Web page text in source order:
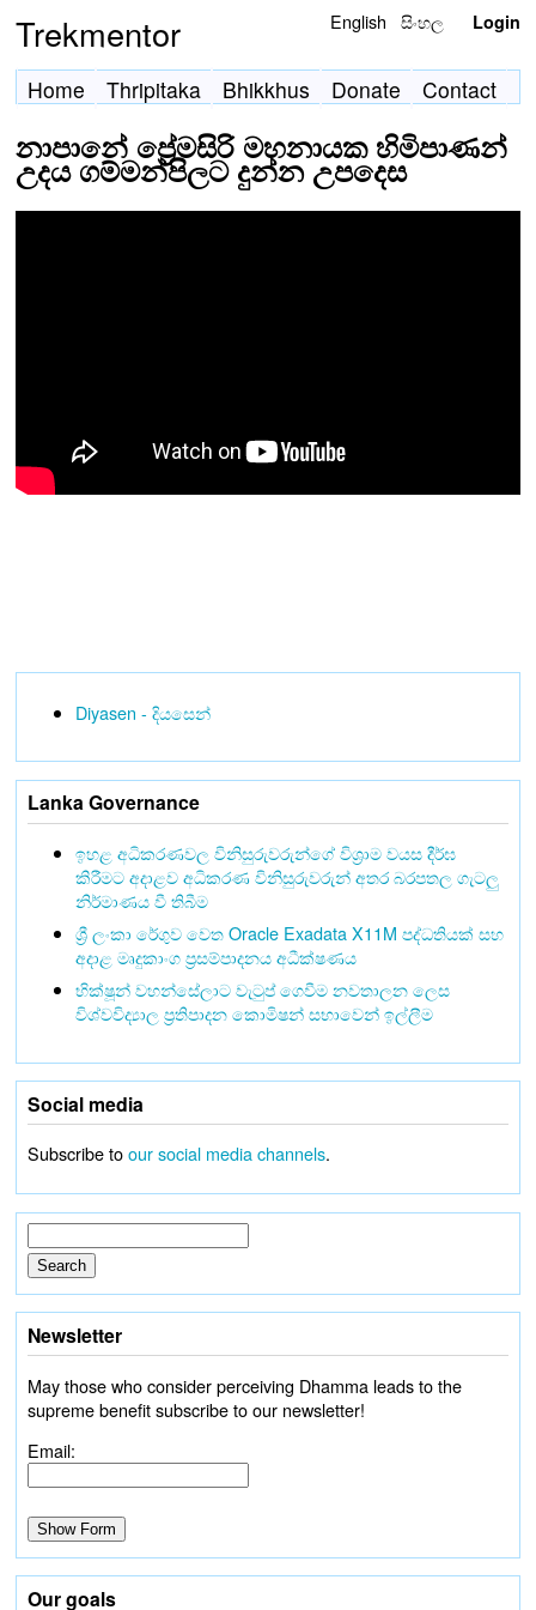
Trekmentor English සිංහල Login
Home Thripitaka Bhikkhus Donate Contact
නාපානේ ප්‍රේමසිරි මහනායක හිමිපාණන්
උදය ගම්මන්පිලට දුන්න උපදෙස
Diyasen - දියසෙන්
Lanka Governance
ඉහළ අධිකරණවල විනිසුරුවරුන්ගේ විශ්‍රාම වයස දීර්ඝ
කිරීමට අදාළව අධිකරණ විනිසුරුවරුන් අතර බරපතල ගැටලු
නිර්මාණය වී තිබීම
ශ්‍රී ලංකා රේගුව වෙත Oracle Exadata X11M පද්ධතියක් සහ
අදාළ මෘදුකාංග ප්‍රසම්පාදනය අධීක්ෂණය
භික්ෂූන් වහන්සේලාට වැටුප් ගෙවීම නවතාලන ලෙස
විශ්වවිද්‍යාල ප්‍රතිපාදන කොමිෂන් සභාවෙන් ඉල්ලීම
Social media
Subscribe toour social media channels.
Newsletter
May those who consider perceiving Dhamma leads to the
supreme benefit subscribe to our newsletter!
Email:
Our goals